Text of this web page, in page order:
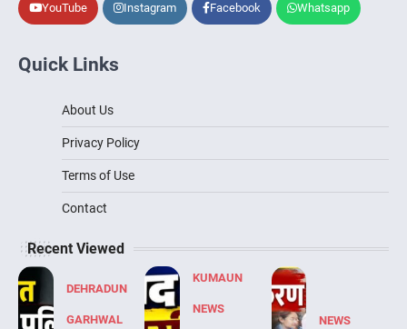
YouTube Instagram Facebook Whatsapp
Quick Links
About Us
Privacy Policy
Terms of Use
Contact
Recent Viewed
DEHRADUN
GARHWAL
KUMAUN
NEWS
NEWS